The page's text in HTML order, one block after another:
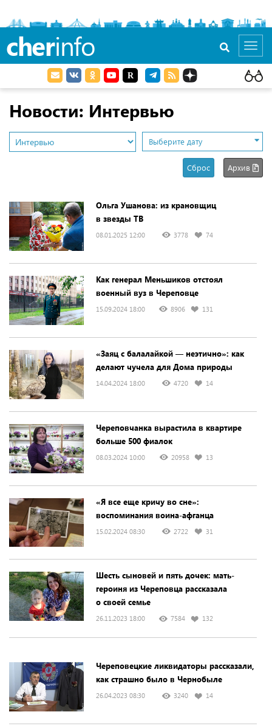
cherinfo
Новости: Интервью
Выберите дату
Сброс Архив
Ольга Ушанова: из крановщиц
в звезды ТВ
08.01.2025 12:00 3778 74
Как генерал Меньшиков отстоял
военный вуз в Череповце
15.09.2024 18:00 8906 131
«Заяц с балалайкой — неэтично»: как
делают чучела для Дома природы
14.04.2024 18:00 4720 14
Череповчанка вырастила в квартире
больше 500 фиалок
08.03.2024 10:00 20958 13
«Я все еще кричу во сне»:
воспоминания воина-афганца
15.02.2024 08:30 2722 31
Шесть сыновей и пять дочек: мать-
героиня из Череповца рассказала
о своей семье
26.11.2023 18:00 7584 132
Череповецкие ликвидаторы рассказали,
как страшно было в Чернобыле
26.04.2023 08:30 3240 14